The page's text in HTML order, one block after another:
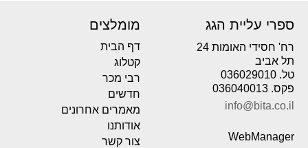
ספרי עליית הגג
רח' חסידי האומות 24
תל אביב
טל. 036029010
פקס. 036040013
info@bita.co.il
WebManager
מומלצים
דף הבית
קטלוג
רבי מכר
חדשים
מאמרים אחרונים
אודותנו
צור קשר